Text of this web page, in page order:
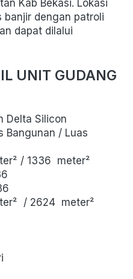
Kab Bekasi. Lokasi
banjir dengan patroli
dapat dilalui
UNIT GUDANG
Delta Silicon
Bangunan / Luas
/ 1336 meter²
  / 2624
meter²